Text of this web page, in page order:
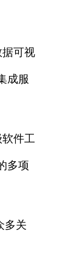
可视
成服
件工
多项
多关